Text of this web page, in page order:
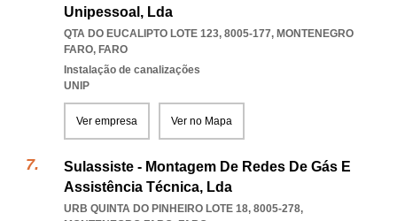
Unipessoal, Lda
QTA DO EUCALIPTO LOTE 123, 8005-177, MONTENEGRO
FARO, FARO
Instalação de canalizações
UNIP
Ver empresa Ver no Mapa
Sulassiste - Montagem De Redes De Gás E
Assistência Técnica, Lda
URB QUINTA DO PINHEIRO LOTE 18, 8005-278,